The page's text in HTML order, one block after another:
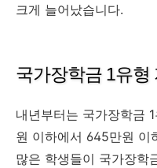
크게 늘어났습니다.
국가장학금 1유형
내년부터는 국가장학금
원 이하에서 645만원 이
많은 학생들이 국가장학